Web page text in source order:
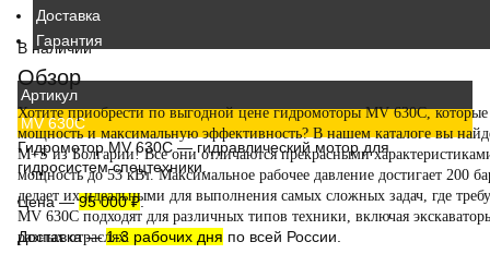
В наличии
Артикул
MV 630C
Гидромотор MV 630C — гидравлический мотор для
гидросистем спецтехники.
Цена—95 000 ₽.
Доставка—1-3 рабочих дня по всей России.
Доставка
Гарантия
Обзор
Хотите приобрестипо выгодной цене гидромоторы MV 630C,
мощность и максимальную эффективность? В нашем каталоге вы
M+S из Болгарии! Все они отличаются прекрасными
мощность до 53 кВт. Максимальное рабочее давление достигает 200
делает их идеальными для выполнения самых сложных задач, где
MV 630C подходят для различных типов техники, включая
разных отраслях.